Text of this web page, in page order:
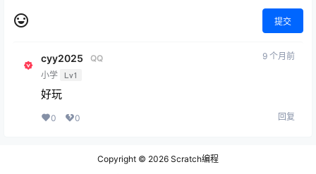
提交
cyy2025
QQ
小学 Lv1
9 个月前
好玩
0 0 回复
Copyright © 2026 Scratch编程